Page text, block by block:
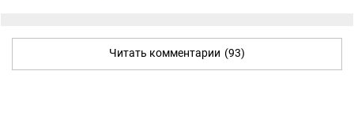
Читать комментарии (93)